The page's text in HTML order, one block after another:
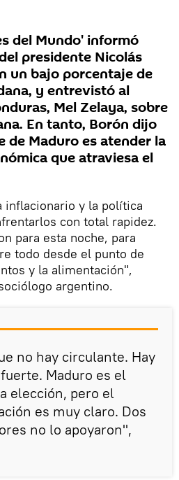
del Mundo' informó
presidente Nicolás
un bajo porcentaje de
y entrevistó al
Mel Zelaya, sobre
En tanto, Borón dijo
de Maduro es atender la
que atraviesa el
inflacionario y la política
con total rapidez.
para esta noche, para
todo desde el punto de
y la alimentación",
argentino.
no hay circulante. Hay
Maduro es el
elección, pero el
es muy claro. Dos
no lo apoyaron",